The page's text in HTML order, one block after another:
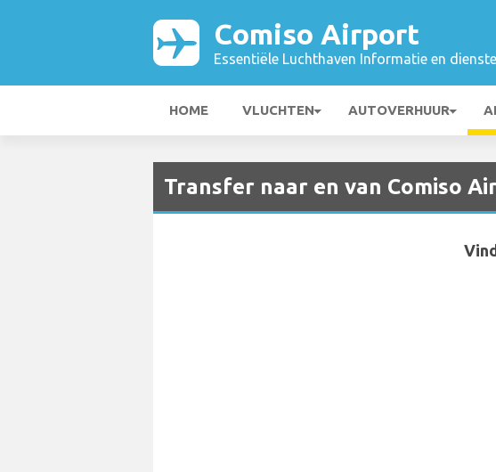
Comiso Airport
Essentiële Luchthaven Informatie en
HOME VLUCHTEN AUTOVERHUUR
Transfer naar en van Comiso